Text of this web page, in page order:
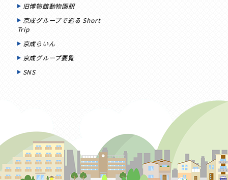
旧博物館動物園駅
京成グループで巡る Short
Trip
京成らいん
京成グループ要覧
SNS